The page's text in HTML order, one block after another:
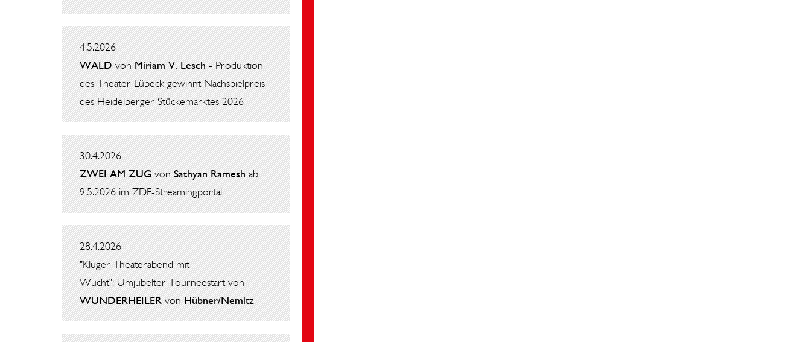
4.5.2026
WALDvonMiriam V. Lesch- Produktion
des Theater Lübeck gewinnt Nachspielpreis
des Heidelberger Stückemarktes 2026
30.4.2026
ZWEI AM ZUGvonSathyan Rameshab
9.5.2026 im ZDF-Streamingportal
28.4.2026
"Kluger Theaterabend mit
Wucht": Umjubelter Tourneestart von
WUNDERHEILERvonHübner/Nemitz